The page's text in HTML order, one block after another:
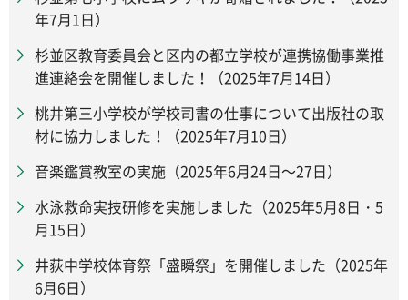
年7月1日）
杉並区教育委員会と区内の都立学校が連携協働事業推
進連絡会を開催しました！（2025年7月14日）
桃井第三小学校が学校司書の仕事について出版社の取
材に協力しました！（2025年7月10日）
音楽鑑賞教室の実施（2025年6月24日～27日）
水泳救命実技研修を実施しました（2025年5月8日・5
月15日）
井荻中学校体育祭「盛瞬祭」を開催しました（2025年
6月6日）